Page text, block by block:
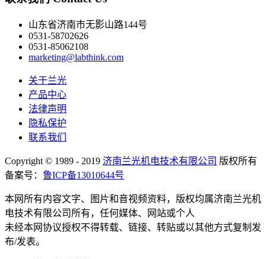
山东省济南市无影山路144号
0531-58702626
0531-85062108
marketing@labthink.com
关于兰光
产品中心
法律声明
隐私保护
联系我们
Copyright © 1989 - 2019 济南兰光机电技术有限公司 版权所有
备案号： 鲁ICP备13010644号
本网所有内容文字、图片和音视频资料，版权均属济南兰光机
电技术有限公司所有，任何媒体、网站或个人
未经本网协议授权不得转载、链接、转贴或以其他方式复制发
布/发表。